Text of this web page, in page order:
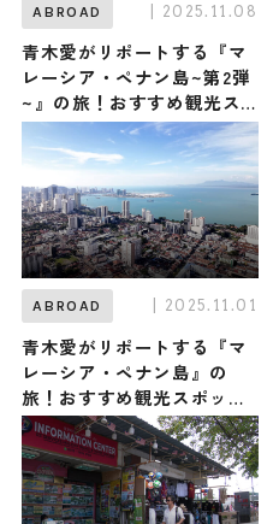
ABROAD | 2025.11.08
青木愛がリポートする『マ
レーシア・ペナン島~第2弾
~』の旅！おすすめ観光ス
ポットやグルメを紹介
2025年11月8日放送
ABROAD | 2025.11.01
青木愛がリポートする『マ
レーシア・ペナン島』の
旅！おすすめ観光スポット
やグルメを紹介 2025年11月
1日放送